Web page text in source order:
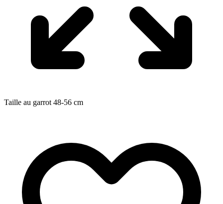
Taille au garrot 48-56 cm